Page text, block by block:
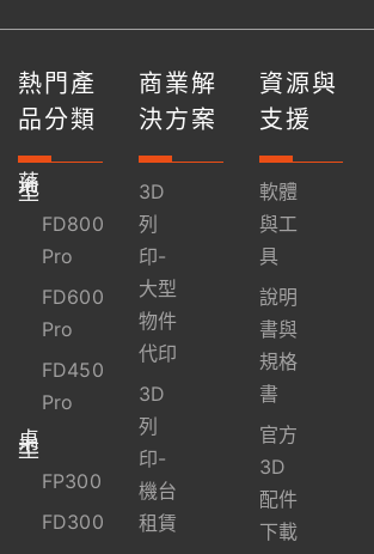
熱門產
品分類
落
地
型
FD800
Pro
FD600
Pro
FD450
Pro
桌
上
型
FP300
FD300
商業解
決方案
3D
列
印-
大型
物件
代印
3D
列
印-
機台
租賃
資源與
支援
軟體
與工
具
說明
書與
規格
書
官方
3D
配件
下載